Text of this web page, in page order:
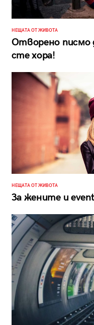
НЕЩАТА ОТ ЖИВОТА
Отворено писмо
сте хора!
НЕЩАТА ОТ ЖИВОТА
За жените и